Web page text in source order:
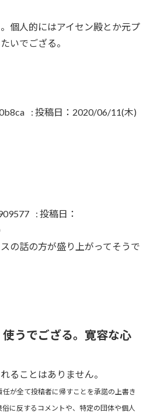
個人的にはアイセン殿とか元プ
いでござる。
: 投稿日：2020/06/11(木)
: 投稿日：
の話の方が盛り上がってそうで
うでござる。寛容な心
ることはありません。
が全て投稿者に帰すことを承諾の上書き
に反するコメントや、特定の団体や個人